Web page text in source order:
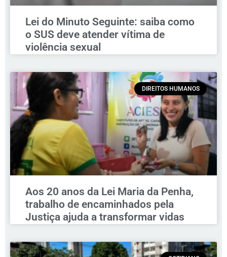
Lei do Minuto Seguinte: saiba como
o SUS deve atender vítima de
violência sexual
DIREITOS HUMANOS
Aos 20 anos da Lei Maria da Penha,
trabalho de encaminhados pela
Justiça ajuda a transformar vidas